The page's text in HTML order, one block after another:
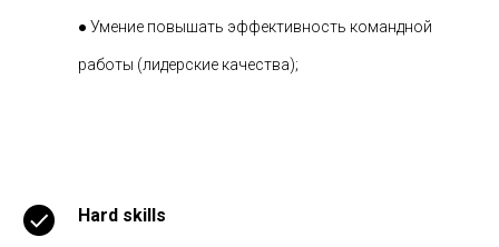
● Умение повышать эффективность командной
работы (лидерские качества);
Hard skills